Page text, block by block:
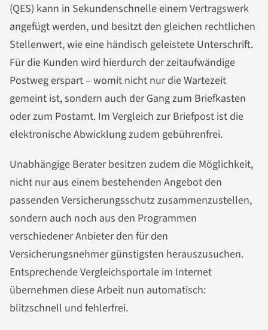
(QES) kann in Sekundenschnelle einem Vertragswerk
angefügt werden, und besitzt den gleichen rechtlichen
Stellenwert, wie eine händisch geleistete Unterschrift.
Für die Kunden wird hierdurch der zeitaufwändige
Postweg erspart – womit nicht nur die Wartezeit
gemeint ist, sondern auch der Gang zum Briefkasten
oder zum Postamt. Im Vergleich zur Briefpost ist die
elektronische Abwicklung zudem gebührenfrei.
Unabhängige Berater besitzen zudem die Möglichkeit,
nicht nur aus einem bestehenden Angebot den
passenden Versicherungsschutz zusammenzustellen,
sondern auch noch aus den Programmen
verschiedener Anbieter den für den
Versicherungsnehmer günstigsten herauszusuchen.
Entsprechende Vergleichsportale im Internet
übernehmen diese Arbeit nun automatisch:
blitzschnell und fehlerfrei.